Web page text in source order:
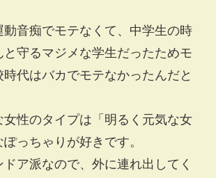
音痴でモテなくて、中学生の時
と守るマジメな学生だったためモ
代はバカでモテなかったんだと
女性のタイプは「明るく元気な女
っちゃりが好きです。
ア派なので、外に連れ出してく